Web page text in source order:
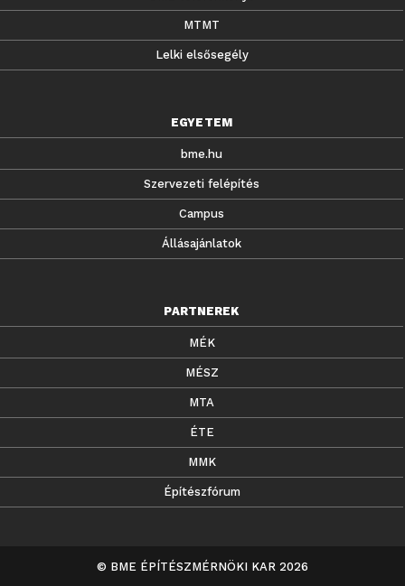
MTMT
Lelki elsősegély
EGYETEM
bme.hu
Szervezeti felépítés
Campus
Állásajánlatok
PARTNEREK
MÉK
MÉSZ
MTA
ÉTE
MMK
Építészfórum
© BME ÉPÍTÉSZMÉRNÖKI KAR 2026